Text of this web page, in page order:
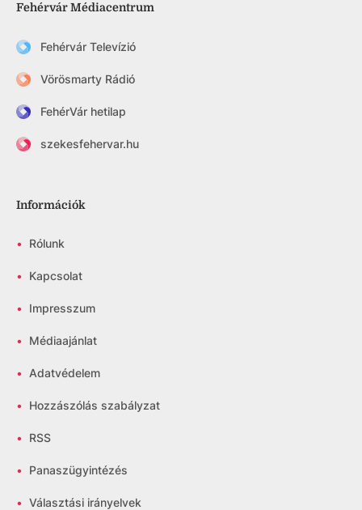
Fehérvár Médiacentrum
Fehérvár Televízió
Vörösmarty Rádió
FehérVár hetilap
szekesfehervar.hu
Információk
• Rólunk
• Kapcsolat
• Impresszum
• Médiaajánlat
• Adatvédelem
• Hozzászólás szabályzat
• RSS
• Panaszügyintézés
• Választási irányelvek